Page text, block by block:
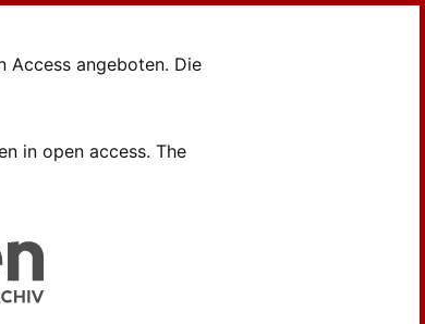
Access angeboten. Die
in open access. The